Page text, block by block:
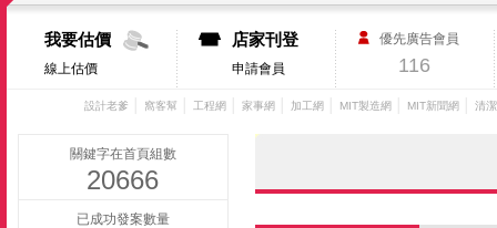
我要估價
線上估價
店家刊登
申請會員
優先廣告會員
116
設計老爹 窩客幫 工程網 家事網 加工網 MIT製造網 MIT新聞網 清
關鍵字在首頁組數
20666
已成功發案數量